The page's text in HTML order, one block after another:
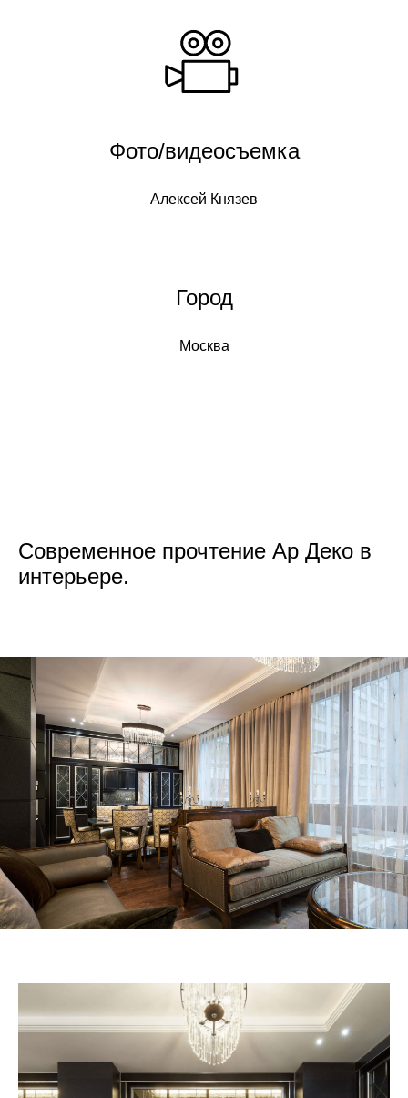
Фото/видеосъемка
Алексей Князев
Город
Москва
Современное прочтение Ар Деко в
интерьере.